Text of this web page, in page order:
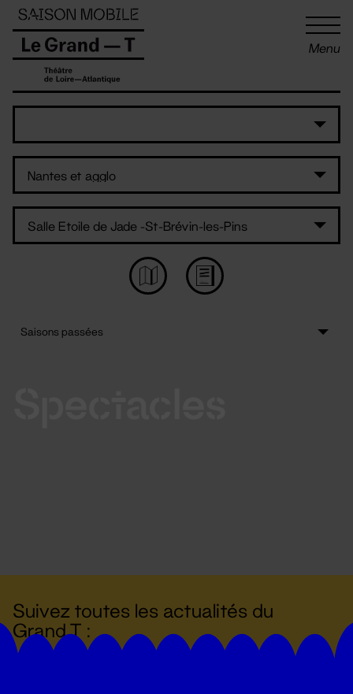
Menu
Suivez toutes les actualités du
Grand T :
Panneau de gestion des cookies